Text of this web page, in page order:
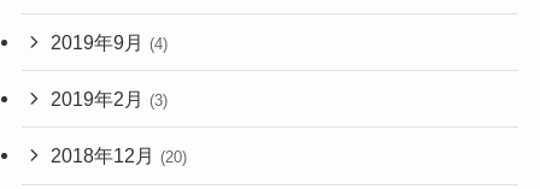
2019年9月 (4)
2019年2月 (3)
2018年12月 (20)